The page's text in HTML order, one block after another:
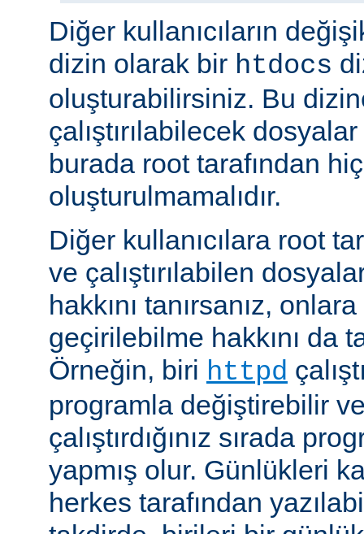
Diğer kullanıcıların
dizin olarak bir htdocs
oluşturabilirsiniz. Bu
çalıştırılabilecek
burada root tarafından
oluşturulmamalıdır.
Diğer kullanıcılara root
ve çalıştırılabilen
hakkını tanırsanız,
geçirilebilme hakkını da
Örneğin, biri httpd
programla değiştirebilir
çalıştırdığınız sırada
yapmış olur. Günlükleri
herkes tarafından